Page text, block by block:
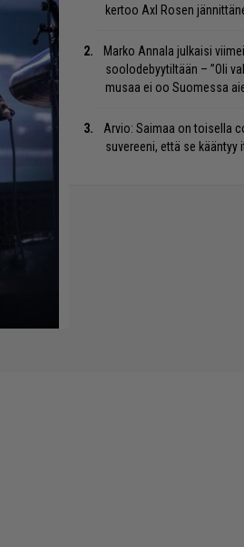
kertoo Axl Rosen
Marko Annala julkaisi
soolodebyytiltään – ”Oli
musaa ei oo Suomessa
Arvio: Saimaa on toisella
suvereeni, että se kääntyy